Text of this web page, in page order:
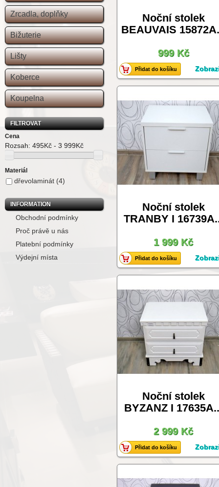
Zrcadla, doplňky
Bižuterie
Lišty
Koberce
Koupelna
FILTROVAT
Cena
Rozsah: 495Kč - 3 999Kč
Materiál
dřevolaminát (4)
INFORMATION
Obchodní podmínky
Proč právě u nás
Platební podmínky
Výdejní místa
Noční stolek
BEAUVAIS
999 Kč
Přidat do košíku
Noční stolek
TRANBY I
1 999 Kč
Přidat do košíku
Noční stolek
BYZANZ I
2 999 Kč
Přidat do košíku